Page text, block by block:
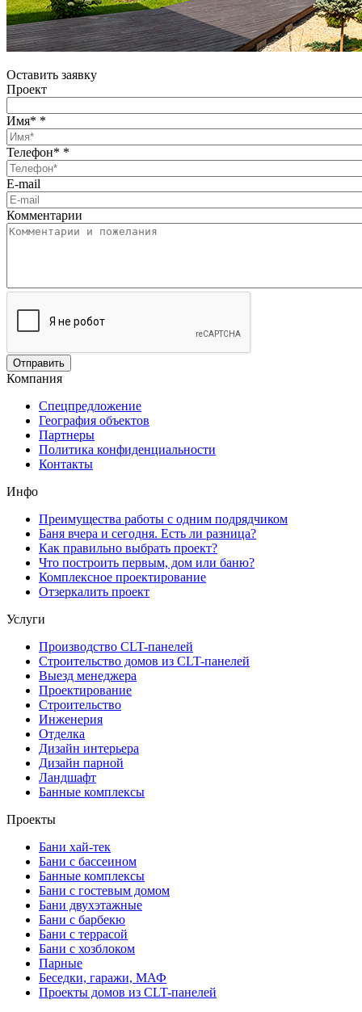
Оставить заявку
Проект
Имя* *
Телефон* *
E-mail
Комментарии
Компания
Спецпредложение
География объектов
Партнеры
Политика конфиденциальности
Контакты
Инфо
Преимущества работы с одним подрядчиком
Баня вчера и сегодня. Есть ли разница?
Как правильно выбрать проект?
Что построить первым, дом или баню?
Комплексное проектирование
Отзеркалить проект
Услуги
Производство CLT-панелей
Строительство домов из CLT-панелей
Выезд менеджера
Проектирование
Строительство
Инженерия
Отделка
Дизайн интерьера
Дизайн парной
Ландшафт
Банные комплексы
Проекты
Бани хай-тек
Бани с бассеином
Банные комплексы
Бани с гостевым домом
Бани двухэтажные
Бани с барбекю
Бани с террасой
Бани с хозблоком
Парные
Беседки, гаражи, МАФ
Проекты домов из CLT-панелей